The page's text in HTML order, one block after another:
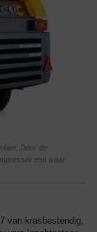
Door de
een waar
van krasbestendig,